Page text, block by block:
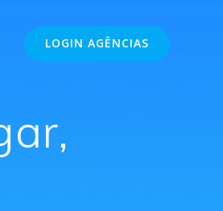
LOGIN AGÊNCIAS